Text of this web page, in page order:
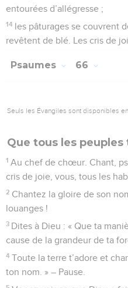
entourées d’allégresse ;
14 les pâturages se couvrent
revêtent de blé. Les cris de
Psaumes 66
Seuls les Évangiles sont disponibles
Que tous les
1 Au chef de chœur. Chant,
cris de joie, vous, tous les
2 Chantez la gloire de son
louanges !
3 Dites à Dieu : « Que ta
cause de la grandeur de ta
4 Toute la terre t’adore et
ton nom. » – Pause.